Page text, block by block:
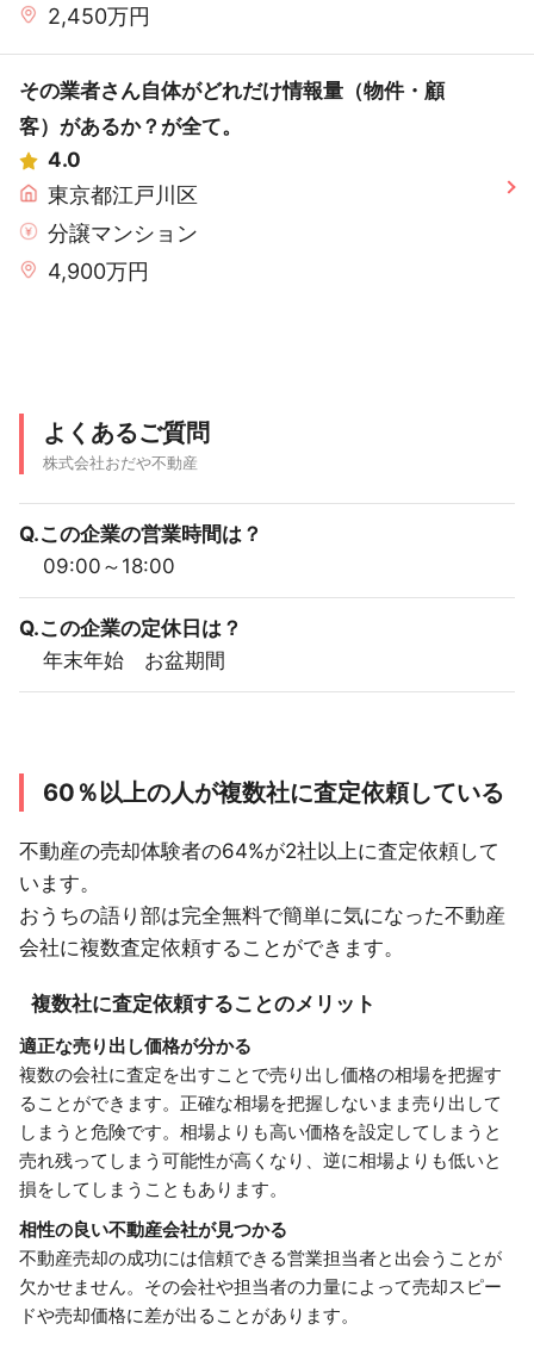
2,450万円
その業者さん自体がどれだけ情報量（物件・顧
客）があるか？が全て。
4.0
東京都江戸川区
分譲マンション
4,900万円
よくあるご質問
株式会社おだや不動産
Q.この企業の営業時間は？
09:00～18:00
Q.この企業の定休日は？
年末年始 お盆期間
60％以上の人が複数社に査定依頼している
不動産の売却体験者の64%が2社以上に査定依頼して
います。
おうちの語り部は完全無料で簡単に気になった不動産
会社に複数査定依頼することができます。
複数社に査定依頼することのメリット
適正な売り出し価格が分かる
複数の会社に査定を出すことで売り出し価格の相場を把握す
ることができます。正確な相場を把握しないまま売り出して
しまうと危険です。相場よりも高い価格を設定してしまうと
売れ残ってしまう可能性が高くなり、逆に相場よりも低いと
損をしてしまうこともあります。
相性の良い不動産会社が見つかる
不動産売却の成功には信頼できる営業担当者と出会うことが
欠かせません。その会社や担当者の力量によって売却スピー
ドや売却価格に差が出ることがあります。